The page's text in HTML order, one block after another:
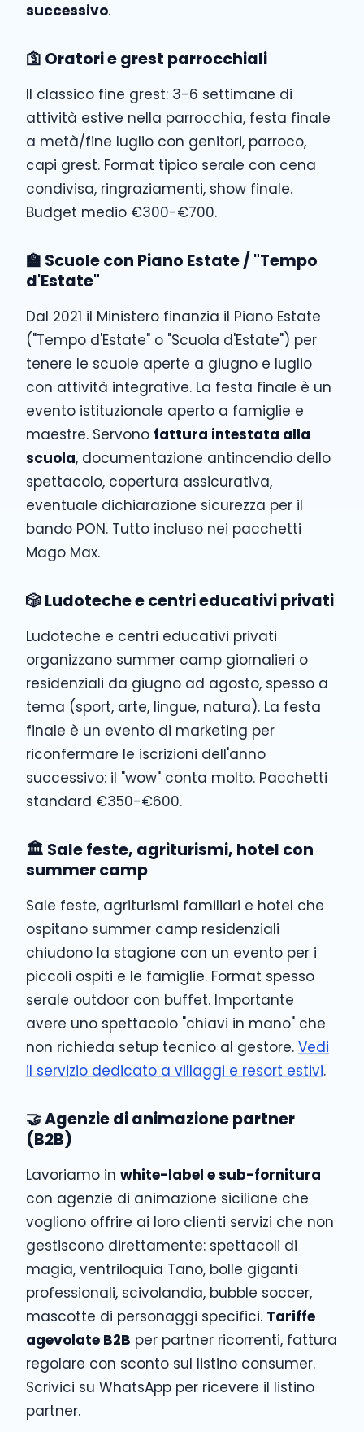
successivo.
🛐 Oratori e grest parrocchiali
Il classico fine grest: 3-6 settimane di
attività estive nella parrocchia, festa finale
a metà/fine luglio con genitori, parroco,
capi grest. Format tipico serale con cena
condivisa, ringraziamenti, show finale.
Budget medio €300-€700.
🏫 Scuole con Piano Estate / "Tempo
d'Estate"
Dal 2021 il Ministero finanzia il Piano Estate
("Tempo d'Estate" o "Scuola d'Estate") per
tenere le scuole aperte a giugno e luglio
con attività integrative. La festa finale è un
evento istituzionale aperto a famiglie e
maestre. Servono fattura intestata alla
scuola, documentazione antincendio dello
spettacolo, copertura assicurativa,
eventuale dichiarazione sicurezza per il
bando PON. Tutto incluso nei pacchetti
Mago Max.
🎲 Ludoteche e centri educativi privati
Ludoteche e centri educativi privati
organizzano summer camp giornalieri o
residenziali da giugno ad agosto, spesso a
tema (sport, arte, lingue, natura). La festa
finale è un evento di marketing per
riconfermare le iscrizioni dell'anno
successivo: il "wow" conta molto. Pacchetti
standard €350-€600.
🏛️ Sale feste, agriturismi, hotel con
summer camp
Sale feste, agriturismi familiari e hotel che
ospitano summer camp residenziali
chiudono la stagione con un evento per i
piccoli ospiti e le famiglie. Format spesso
serale outdoor con buffet. Importante
avere uno spettacolo "chiavi in mano" che
non richieda setup tecnico al gestore. Vedi
il servizio dedicato a villaggi e resort estivi.
🤝 Agenzie di animazione partner
(B2B)
Lavoriamo in white-label e sub-fornitura
con agenzie di animazione siciliane che
vogliono offrire ai loro clienti servizi che non
gestiscono direttamente: spettacoli di
magia, ventriloquia Tano, bolle giganti
professionali, scivolandia, bubble soccer,
mascotte di personaggi specifici. Tariffe
agevolate B2B per partner ricorrenti, fattura
regolare con sconto sul listino consumer.
Scrivici su WhatsApp per ricevere il listino
partner.